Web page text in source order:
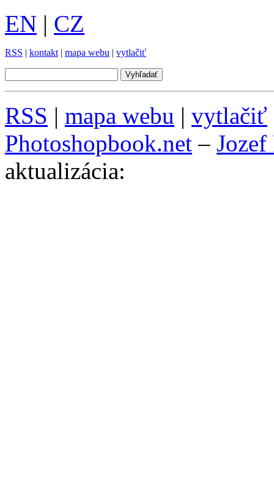
EN | CZ
RSS | kontakt | mapa webu | vytlačiť
RSS | mapa webu | vytlačiť
Photoshopbook.net –
aktualizácia: